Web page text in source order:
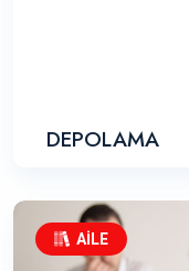
DEPOLAMA
AİLE